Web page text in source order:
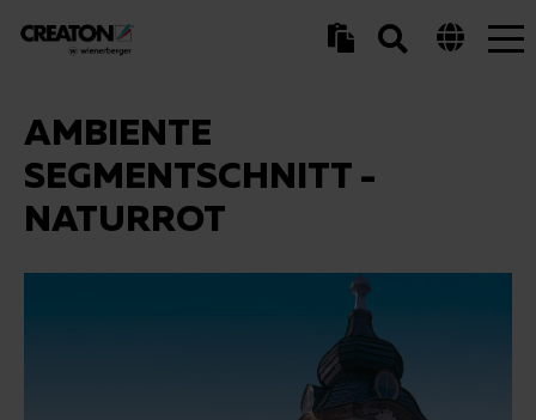
AMBIENTE
SEGMENTSCHNITT -
NATURROT